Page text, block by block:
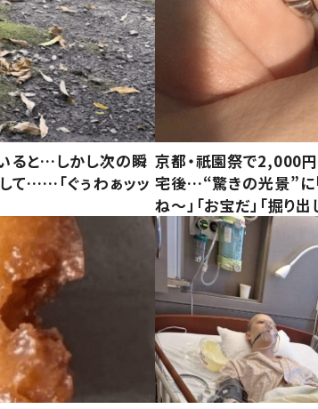
ると…しかし次の瞬
て……「ぐぅわぁッッ
京都・祇園祭で2,000
宅後…“驚きの光景”に
ね～」「お宝だ」「掘り出